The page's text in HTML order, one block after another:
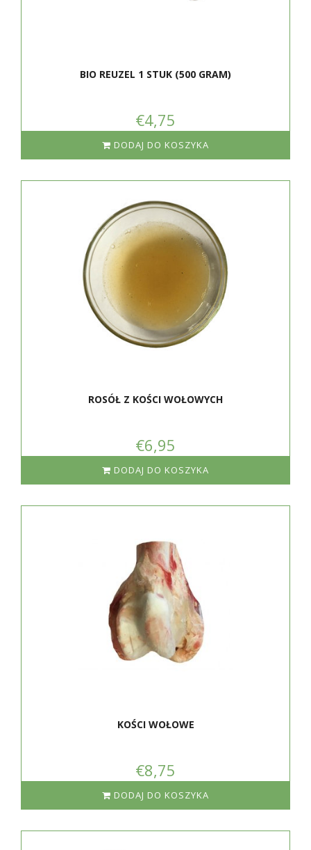
BIO REUZEL 1 STUK (500 GRAM)
€4,75
DODAJ DO KOSZYKA
ROSÓŁ Z KOŚCI WOŁOWYCH
€6,95
DODAJ DO KOSZYKA
KOŚCI WOŁOWE
€8,75
DODAJ DO KOSZYKA